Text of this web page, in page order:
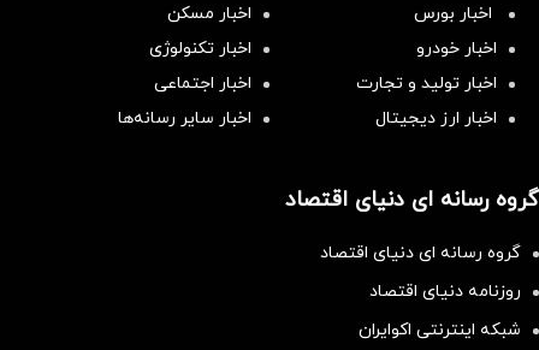
اخبار بورس
اخبار مسکن
اخبار خودرو
اخبار تکنولوژی
اخبار تولید و تجارت
اخبار اجتماعی
اخبار ارز دیجیتال
اخبار سایر رسانه‌‌ها
گروه رسانه ای دنیای اقتصاد
گروه رسانه ای دنیای اقتصاد
روزنامه دنیای اقتصاد
شبکه اینترنتی اکوایران